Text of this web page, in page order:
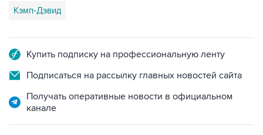
Кэмп-Дэвид
Купить подписку на профессиональную ленту
Подписаться на рассылку главных новостей сайта
Получать оперативные новости в официальном
канале